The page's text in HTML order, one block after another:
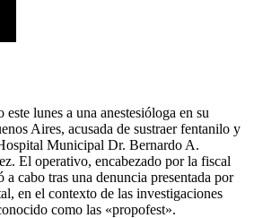
lunes a una anestesióloga en su
Aires, acusada de sustraer fentanilo y
Municipal Dr. Bernardo A.
El operativo, encabezado por la fiscal
a cabo tras una denuncia presentada por
en el contexto de las investigaciones
como las «propofest».